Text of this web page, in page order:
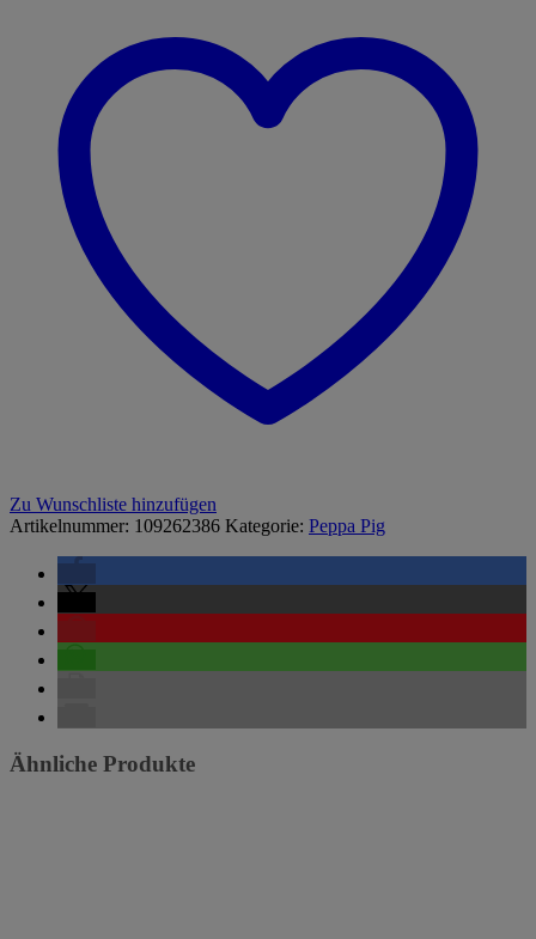
Zu Wunschliste hinzufügen
Artikelnummer: 109262386 Kategorie: Peppa Pig
Ähnliche Produkte